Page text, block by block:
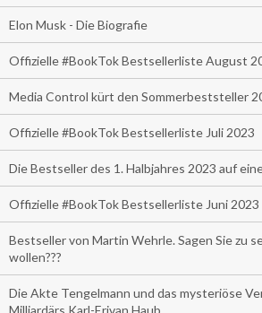
Elon Musk - Die Biografie
Offizielle #BookTok Bestsellerliste August
Media Control kürt den Sommerbeststeller
Offizielle #BookTok Bestsellerliste Juli 2023
Die Bestseller des 1. Halbjahres 2023 auf
Offizielle #BookTok Bestsellerliste Juni 2023
Bestseller von Martin Wehrle. Sagen Sie zu
wollen???
Die Akte Tengelmann und das mysteriöse